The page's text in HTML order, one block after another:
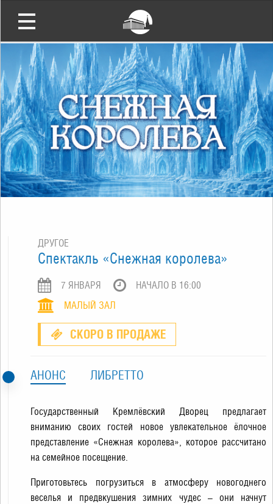
ДРУГОЕ
Спектакль «Снежная королева»
7 ЯНВАРЯ
НАЧАЛО В 16:00
МАЛЫЙ ЗАЛ
СКОРО В ПРОДАЖЕ
АНОНС ЛИБРЕТТО
Государственный Кремлёвский Дворец предлагает
вниманию своих гостей новое увлекательное ёлочное
представление «Снежная королева», которое рассчитано
на семейное посещение.
Приготовьтесь погрузиться в атмосферу новогоднего
веселья и предвкушения зимних чудес – они начнут